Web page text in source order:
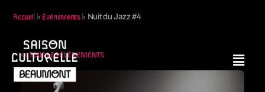
Accueil ♭ Évènements♭ Nuit du Jazz #4
<< TOUS LES ÉVÈNEMENTS